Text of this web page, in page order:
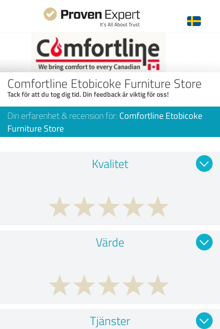
Comfortline Etobicoke Furniture Store
Tack för att du tog dig tid. Din feedback är viktig för oss!
Din erfarenhet & recension för: Comfortline Etobicoke
Furniture Store
Kvalitet
Värde
Tjänster